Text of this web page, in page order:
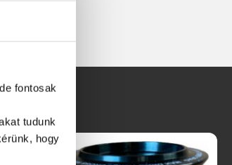
fontosak
tudunk
hogy